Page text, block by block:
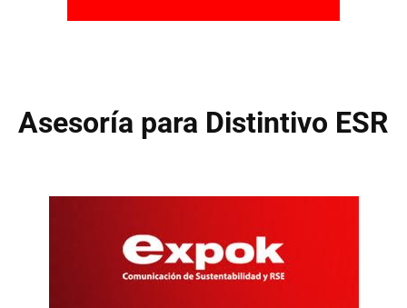
Asesoría para Distintivo ESR